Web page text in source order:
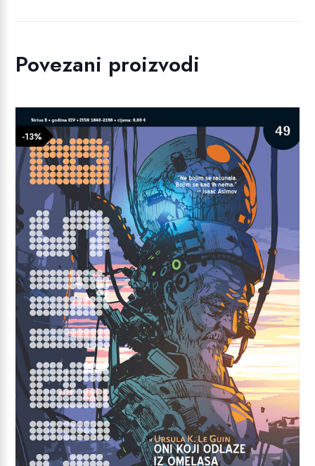
Povezani proizvodi
-13%